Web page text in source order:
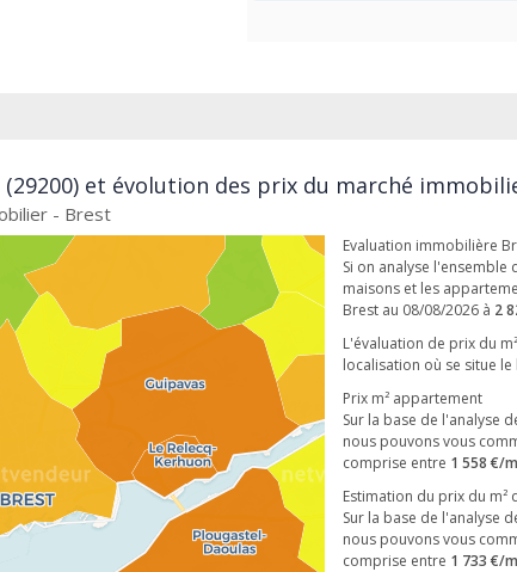
et évolution des prix du marché
- Brest
Evaluation immobilière
Si on analyse l'ensemble
maisons et les
Brest au 08/08/2026 à 2
L'évaluation de prix du
localisation où se situe le
Prix m² appartement
Sur la base de l'analyse
nous pouvons vous
comprise entre 1 558 €/
Estimation du prix du m²
Sur la base de l'analyse
nous pouvons vous
comprise entre 1 733 €/